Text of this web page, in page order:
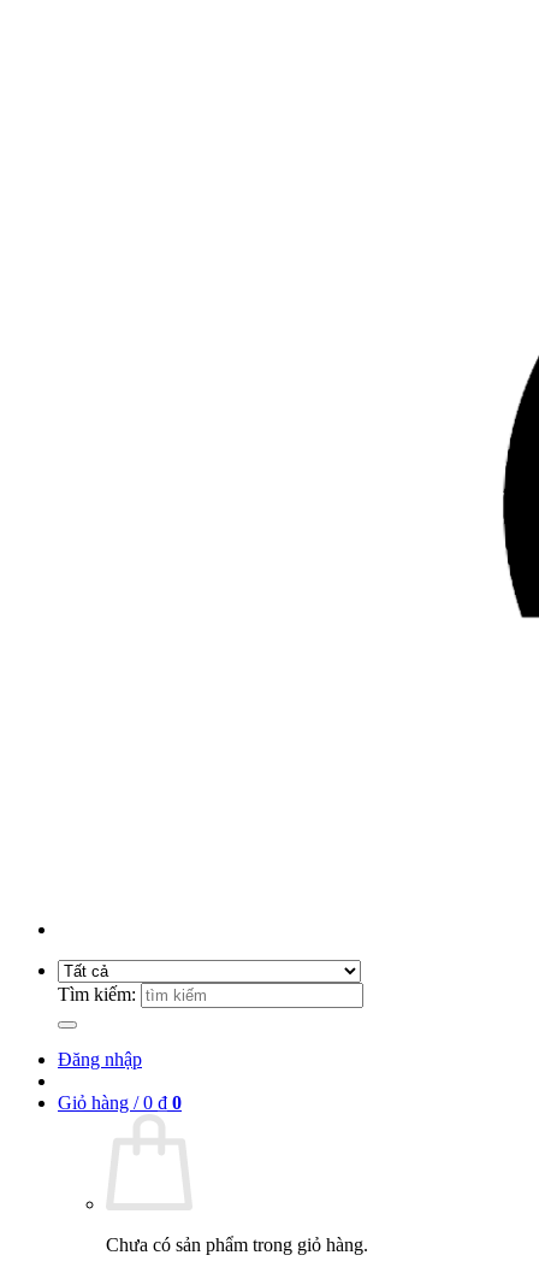
Tìm kiếm:
Đăng nhập
Giỏ hàng /0 ₫ 0
Chưa có sản phẩm trong giỏ hàng.